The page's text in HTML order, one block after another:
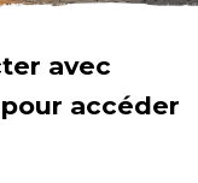
avec
accéder